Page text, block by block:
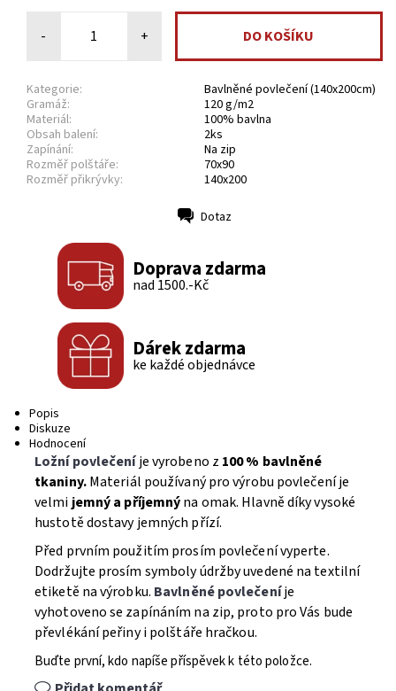
- +
Kategorie:
Bavlněné povlečení (140x200cm)
Gramáž:
120 g/m2
Materiál:
100% bavlna
Obsah balení:
2ks
Zapínání:
Na zip
Rozměř polštáře:
70x90
Rozměř přikrývky:
140x200
Dotaz
Doprava zdarma
nad 1500.-Kč
Dárek zdarma
ke každé objednávce
Popis
Diskuze
Hodnocení
Ložní povlečeníje vyrobeno z 100 % bavlněné
tkaniny.Materiál používaný pro výrobu povlečení je
velmi jemný a příjemnýna omak. Hlavně díky vysoké
hustotě dostavy jemných přízí.
Před prvním použitím prosím povlečení vyperte.
Dodržujte prosím symboly údržby uvedené na textilní
etiketě na výrobku. Bavlněné povlečeníje
vyhotoveno se zapínáním na zip, proto pro Vás bude
převlékání peřiny i polštáře hračkou.
Buďte první, kdo napíše příspěvek k této položce.